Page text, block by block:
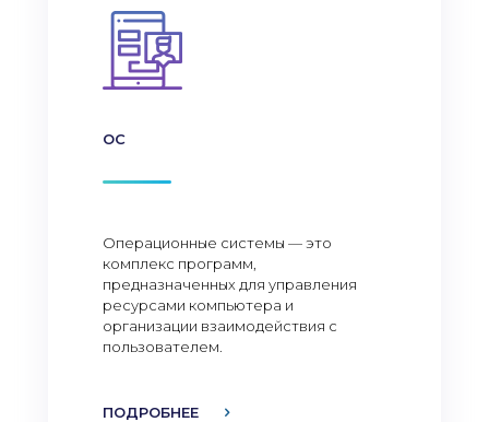
ОС
Операционные системы — это
комплекс программ,
предназначенных для управления
ресурсами компьютера и
организации взаимодействия с
пользователем.
ПОДРОБНЕЕ